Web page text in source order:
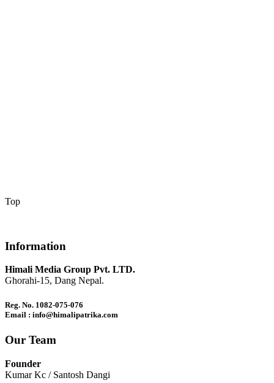
Top
Information
Himali Media Group Pvt. LTD.
Ghorahi-15, Dang Nepal.
Reg. No. 1082-075-076
Email : info@himalipatrika.com
Our Team
Founder
Kumar Kc / Santosh Dangi